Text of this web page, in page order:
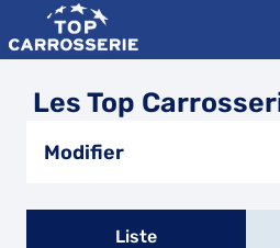
Les Top
Modifier
Liste